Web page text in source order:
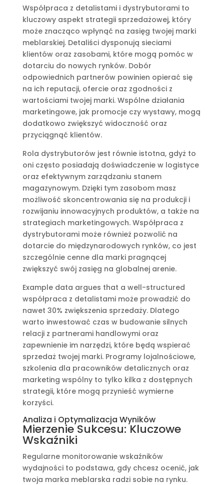
Współpraca z detalistami i dystrybutorami to
kluczowy aspekt strategii sprzedażowej, który
może znacząco wpłynąć na zasięg twojej marki
meblarskiej. Detaliści dysponują sieciami
klientów oraz zasobami, które mogą pomóc w
dotarciu do nowych rynków. Dobór
odpowiednich partnerów powinien opierać się
na ich reputacji, ofercie oraz zgodności z
wartościami twojej marki. Wspólne działania
marketingowe, jak promocje czy wystawy, mogą
dodatkowo zwiększyć widoczność oraz
przyciągnąć klientów.
Rola dystrybutorów jest równie istotna, gdyż to
oni często posiadają doświadczenie w logistyce
oraz efektywnym zarządzaniu stanem
magazynowym. Dzięki tym zasobom masz
możliwość skoncentrowania się na produkcji i
rozwijaniu innowacyjnych produktów, a także na
strategiach marketingowych. Współpraca z
dystrybutorami może również pozwolić na
dotarcie do międzynarodowych rynków, co jest
szczególnie cenne dla marki pragnącej
zwiększyć swój zasięg na globalnej arenie.
Example data argues that a well-structured
współpraca z detalistami może prowadzić do
nawet 30% zwiększenia sprzedaży. Dlatego
warto inwestować czas w budowanie silnych
relacji z partnerami handlowymi oraz
zapewnienie im narzędzi, które będą wspierać
sprzedaż twojej marki. Programy lojalnościowe,
szkolenia dla pracowników detalicznych oraz
marketing wspólny to tylko kilka z dostępnych
strategii, które mogą przynieść wymierne
korzyści.
Analiza i Optymalizacja Wyników
Mierzenie Sukcesu: Kluczowe
Wskaźniki
Regularne monitorowanie wskaźników
wydajności to podstawa, gdy chcesz ocenić, jak
twoja marka meblarska radzi sobie na rynku.